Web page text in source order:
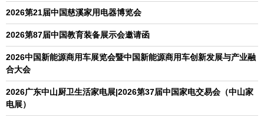
2026第21届中国慈溪家用电器博览会
2026第87届中国教育装备展示会邀请函
2026中国新能源商用车展览会暨中国新能源商用车创新发展与产业融
合大会
2026广东中山厨卫生活家电展|2026第37届中国家电交易会（中山家
电展）